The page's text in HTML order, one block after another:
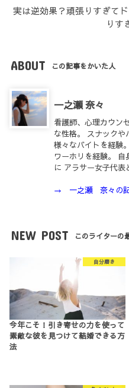
実は逆効果？頑張りすぎて
りす
ABOUT この記事をかいた人
一之瀬 奈々
看護師、心理カウン
な性格。 スナック
様々なバイトを経験
ワーホリを経験。
に アラサー女子代表
→ 一之瀬 奈々の
NEW POST このライターの
自分磨き
今年こそ！引き寄せの力を使って
素敵な彼を見つけて結婚できる方
法